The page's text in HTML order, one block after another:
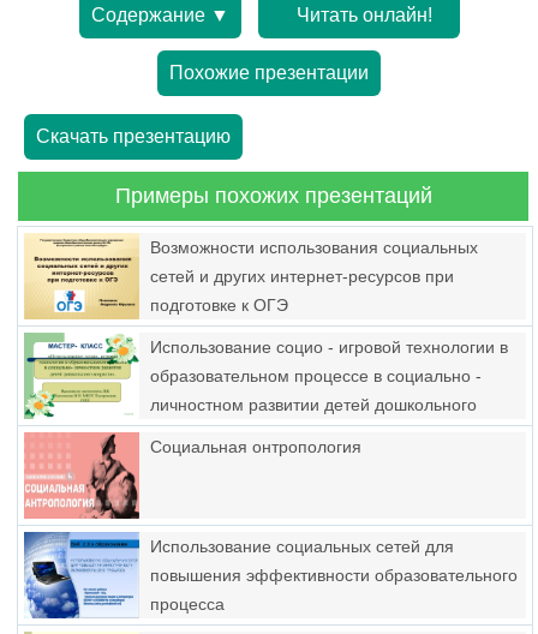
Содержание ▼ Читать онлайн!
Похожие презентации
Скачать презентацию
Примеры похожих презентаций
Возможности использования социальных
сетей и других интернет-ресурсов при
подготовке к ОГЭ
Использование социо - игровой технологии в
образовательном процессе в социально -
личностном развитии детей дошкольного
Социальная онтропология
Использование социальных сетей для
повышения эффективности образовательного
процесса